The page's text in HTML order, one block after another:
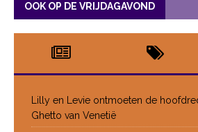
OOK OP DE VRIJDAGAVOND
Lilly en Levie ontmoeten de
Ghetto van Venetië